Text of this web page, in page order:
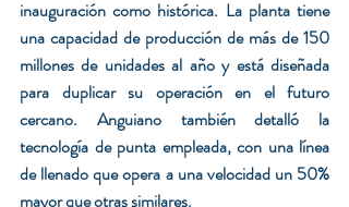
inauguración como histórica. La planta tiene
una capacidad de producción de más de 150
millones de unidades al año y está diseñada
para duplicar su operación en el futuro
cercano. Anguiano también detalló la
tecnología de punta empleada, con una línea
de llenado que opera a una velocidad un 50%
mayor que otras similares.